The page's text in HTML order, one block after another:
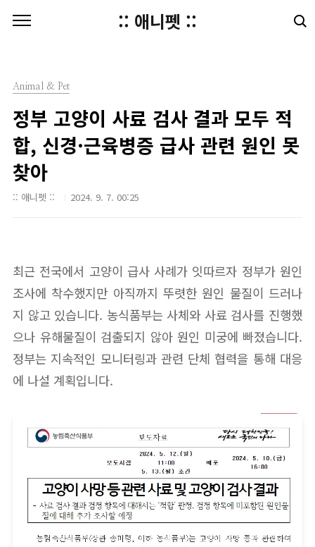
:: 애니펫 ::
Animal & Pet
정부 고양이 사료 검사 결과 모두 적
합, 신경·근육병증 급사 관련 원인 못
찾아
:: 애니펫 :: 2024. 9. 7. 00:25
최근 전국에서 고양이 급사 사례가 잇따르자 정부가 원인
조사에 착수했지만 아직까지 뚜렷한 원인 물질이 드러나
지 않고 있습니다. 농식품부는 사체와 사료 검사를 진행했
으나 유해물질이 검출되지 않아 원인 미궁에 빠졌습니다.
정부는 지속적인 모니터링과 관련 단체 협력을 통해 대응
에 나설 계획입니다.